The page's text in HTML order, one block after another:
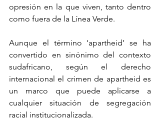
opresión en la que viven, tanto dentro
como fuera de la Línea Verde.
Aunque el término ‘apartheid’ se ha
convertido en sinónimo del contexto
sudafricano, según el derecho
internacional el crimen de apartheid es
un marco que puede aplicarse a
cualquier situación de segregación
racial institucionalizada.